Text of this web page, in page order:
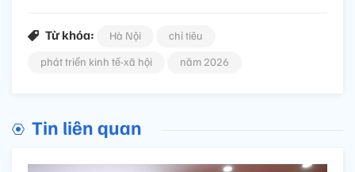
Từ khóa: Hà Nội
chỉ tiêu
phát triển kinh tế-xã hội
năm 2026
Tin liên quan